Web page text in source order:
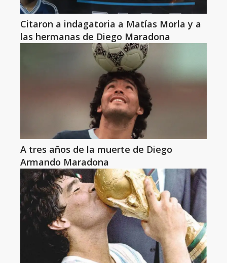
Citaron a indagatoria a Matías Morla y a
las hermanas de Diego Maradona
A tres años de la muerte de Diego
Armando Maradona